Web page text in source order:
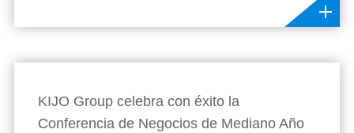
KIJO Group celebra con éxito la
Conferencia de Negocios de Mediano Año